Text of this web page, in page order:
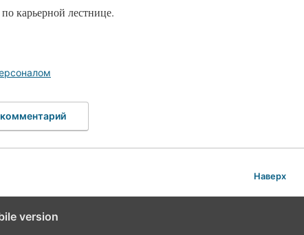
карьерной лестнице.
Наверх
version